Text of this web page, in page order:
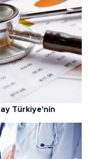
Türkiye'nin